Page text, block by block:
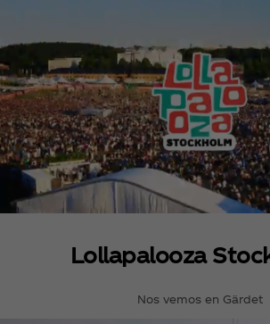
Lollapalooza
Nos vemos en Gärdet